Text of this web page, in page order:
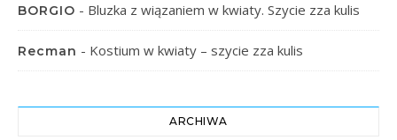
BORGIO - Bluzka z wiązaniem w kwiaty. Szycie zza kulis
Recman - Kostium w kwiaty – szycie zza kulis
ARCHIWA